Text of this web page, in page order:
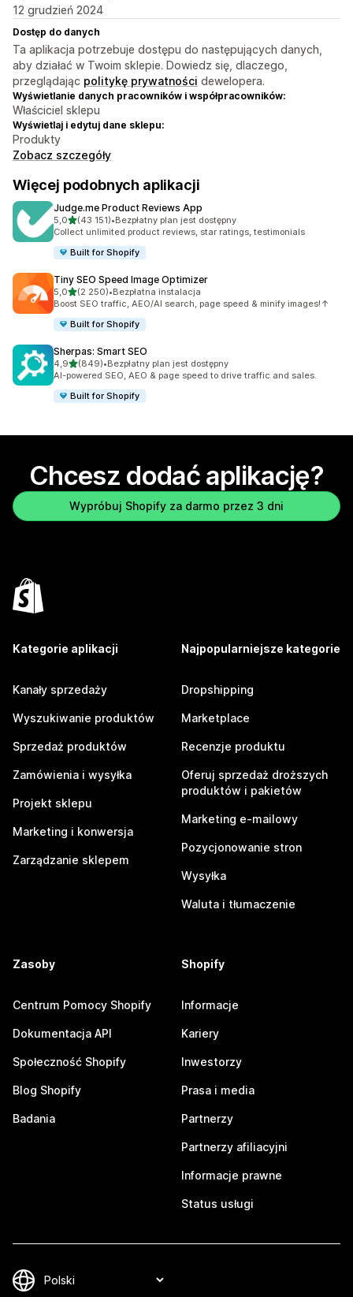
12 grudzień 2024
Dostęp do danych
Ta aplikacja potrzebuje dostępu do następujących danych,
aby działać w Twoim sklepie. Dowiedz się, dlaczego,
przeglądając politykę prywatności dewelopera.
Wyświetlanie danych pracowników i współpracowników:
Właściciel sklepu
Wyświetlaj i edytuj dane sklepu:
Produkty
Zobacz szczegóły
Więcej podobnych aplikacji
Judge.me Product Reviews App
5,0na 5 gwiazdek
(43 151)
Łączna liczba recenzji: 43151
•Bezpłatny plan jest dostępny
Collect unlimited product reviews, star ratings, testimonials
Built for Shopify
Tiny SEO Speed Image Optimizer
5,0na 5 gwiazdek
(2 250)
Łączna liczba recenzji: 2250
•Bezpłatna instalacja
Boost SEO traffic, AEO/AI search, page speed & minify images!↑
Built for Shopify
Sherpas: Smart SEO
4,9na 5 gwiazdek
(849)
Łączna liczba recenzji: 849
•Bezpłatny plan jest dostępny
AI-powered SEO, AEO & page speed to drive traffic and sales.
Built for Shopify
Chcesz dodać aplikację?
Wypróbuj Shopify za darmo przez 3 dni
Kategorie aplikacji
Kanały sprzedaży
Wyszukiwanie produktów
Sprzedaż produktów
Zamówienia i wysyłka
Projekt sklepu
Marketing i konwersja
Zarządzanie sklepem
Najpopularniejsze kategorie
Dropshipping
Marketplace
Recenzje produktu
Oferuj sprzedaż droższych
produktów i pakietów
Marketing e-mailowy
Pozycjonowanie stron
Wysyłka
Waluta i tłumaczenie
Zasoby
Centrum Pomocy Shopify
Dokumentacja API
Społeczność Shopify
Blog Shopify
Badania
Shopify
Informacje
Kariery
Inwestorzy
Prasa i media
Partnerzy
Partnerzy afiliacyjni
Informacje prawne
Status usługi